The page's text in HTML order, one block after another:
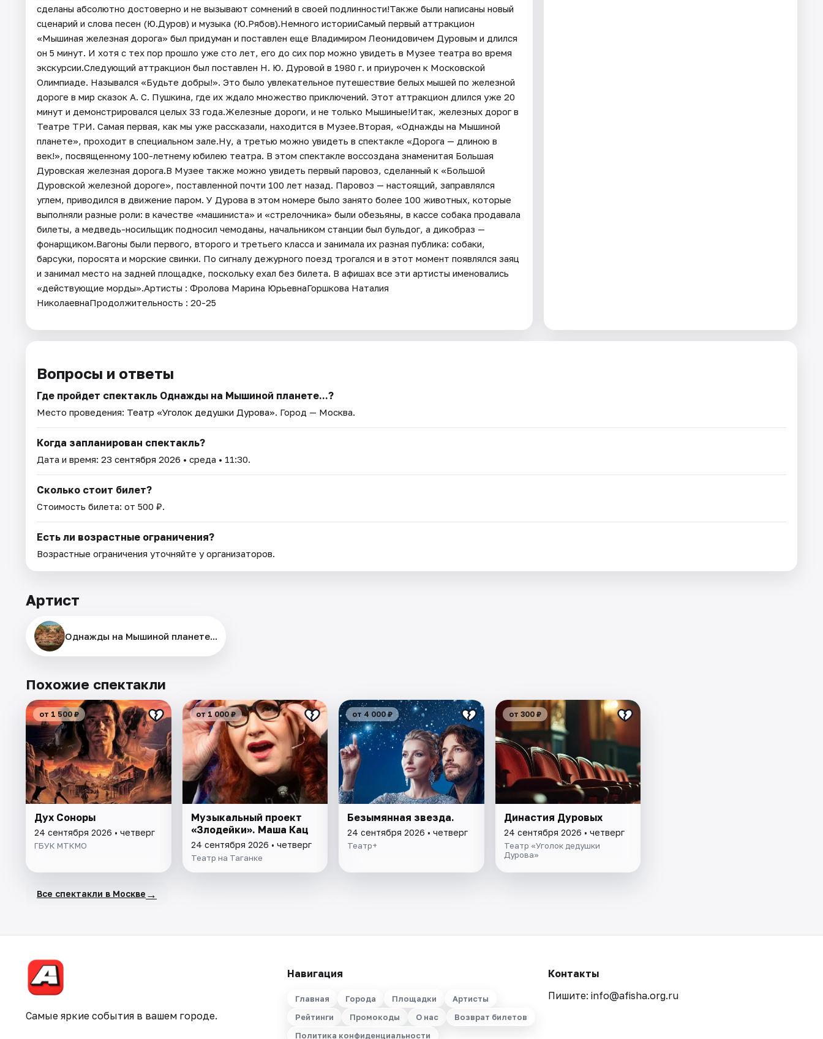
сделаны абсолютно достоверно и не вызывают сомнений в своей подлинности!Также были написаны новый
сценарий и слова песен (Ю.Дуров) и музыка (Ю.Рябов).Немного историиСамый первый аттракцион
«Мышиная железная дорога» был придуман и поставлен еще Владимиром Леонидовичем Дуровым и длился
он 5 минут. И хотя с тех пор прошло уже сто лет, его до сих пор можно увидеть в Музее театра во время
экскурсии.Следующий аттракцион был поставлен Н. Ю. Дуровой в 1980 г. и приурочен к Московской
Олимпиаде. Назывался «Будьте добры!». Это было увлекательное путешествие белых мышей по железной
дороге в мир сказок А. С. Пушкина, где их ждало множество приключений. Этот аттракцион длился уже 20
минут и демонстрировался целых 33 года.Железные дороги, и не только Мышиные!Итак, железных дорог в
Театре ТРИ. Самая первая, как мы уже рассказали, находится в Музее.Вторая, «Однажды на Мышиной
планете», проходит в специальном зале.Ну, а третью можно увидеть в спектакле «Дорога — длиною в
век!», посвященному 100-летнему юбилею театра. В этом спектакле воссоздана знаменитая Большая
Дуровская железная дорога.В Музее также можно увидеть первый паровоз, сделанный к «Большой
Дуровской железной дороге», поставленной почти 100 лет назад. Паровоз — настоящий, заправлялся
углем, приводился в движение паром. У Дурова в этом номере было занято более 100 животных, которые
выполняли разные роли: в качестве «машиниста» и «стрелочника» были обезьяны, в кассе собака продавала
билеты, а медведь-носильщик подносил чемоданы, начальником станции был бульдог, а дикобраз —
фонарщиком.Вагоны были первого, второго и третьего класса и занимала их разная публика: собаки,
барсуки, поросята и морские свинки. По сигналу дежурного поезд трогался и в этот момент появлялся заяц
и занимал место на задней площадке, поскольку ехал без билета. В афишах все эти артисты именовались
«действующие морды».Артисты : Фролова Марина ЮрьевнаГоршкова Наталия
НиколаевнаПродолжительность : 20-25
Вопросы и ответы
Где пройдет спектакль Однажды на Мышиной планете...?
Место проведения: Театр «Уголок дедушки Дурова» . Город — Москва.
Когда запланирован спектакль?
Дата и время: 23 сентября 2026 • среда • 11:30.
Сколько стоит билет?
Стоимость билета: от 500 ₽.
Есть ли возрастные ограничения?
Возрастные ограничения уточняйте у организаторов.
Артист
Однажды на Мышиной планете...
Похожие спектакли
от 1 500 ₽
Дух Соноры
24 сентября 2026 • четверг
ГБУК МТКМО
от 1 000 ₽
Музыкальный проект
«Злодейки». Маша Кац
24 сентября 2026 • четверг
Театр на Таганке
от 4 000 ₽
Безымянная звезда.
24 сентября 2026 • четверг
Театр+
от 300 ₽
Династия Дуровых
24 сентября 2026 • четверг
Театр «Уголок дедушки
Дурова»
Все спектакли в Москве →
Самые яркие события в вашем городе.
Навигация
Главная Города Площадки
Артисты
Рейтинги
Промокоды О нас
Возврат билетов
Политика конфиденциальности
Контакты
Пишите: info@afisha.org.ru